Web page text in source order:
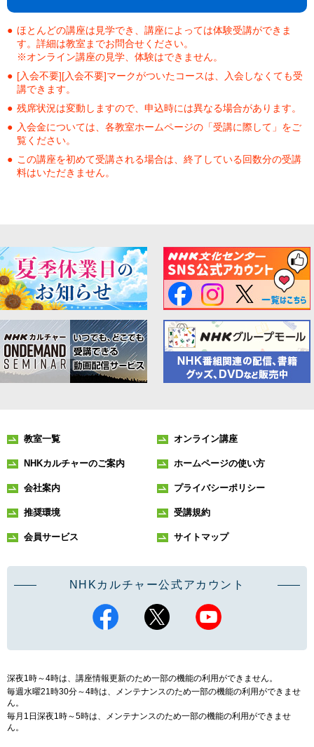
ほとんどの講座は見学でき、講座によっては体験受講ができま
す。詳細は教室までお問合せください。
※オンライン講座の見学、体験はできません。
[入会不要][入会不要]マークがついたコースは、入会しなくても受
講できます。
残席状況は変動しますので、申込時には異なる場合があります。
入会金については、各教室ホームページの「受講に際して」をご
覧ください。
この講座を初めて受講される場合は、終了している回数分の受講
料はいただきません。
教室一覧 オンライン講座
NHKカルチャーのご案内 ホームページの使い方
会社案内 プライバシーポリシー
推奨環境 受講規約
会員サービス サイトマップ
NHKカルチャー公式アカウント
深夜1時～4時は、講座情報更新のため一部の機能の利用ができません。
毎週水曜21時30分～4時は、メンテナンスのため一部の機能の利用ができませ
ん。
毎月1日深夜1時～5時は、メンテナンスのため一部の機能の利用ができませ
ん。